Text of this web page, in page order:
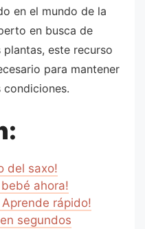
en el mundo de la
en busca de
este recurso
para mantener
del saxo!
ahora!
rápido!
segundos